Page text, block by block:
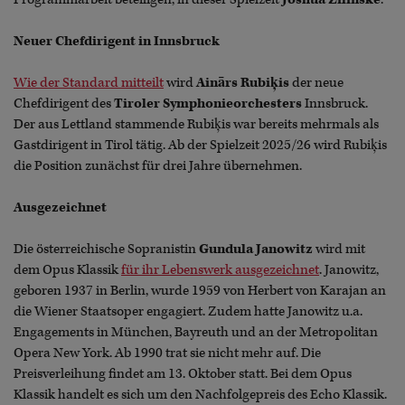
Neuer Chefdirigent in Innsbruck
Wie der Standard mitteiltwirdAinārs Rubiķisder neue
Chefdirigent desTiroler SymphonieorchestersInnsbruck.
Der aus Lettland stammende Rubiķis war bereits mehrmals als
Gastdirigent in Tirol tätig. Ab der Spielzeit 2025/26 wird Rubiķis
die Position zunächst für drei Jahre übernehmen.
Ausgezeichnet
Die österreichische SopranistinGundula Janowitz wird mit
dem Opus Klassikfür ihr Lebenswerk ausgezeichnet. Janowitz,
geboren 1937 in Berlin, wurde 1959 von Herbert von Karajan an
die Wiener Staatsoper engagiert. Zudem hatte Janowitz u.a.
Engagements in München, Bayreuth und an der Metropolitan
Opera New York. Ab 1990 trat sie nicht mehr auf. Die
Preisverleihung findet am 13. Oktober statt. Bei dem Opus
Klassik handelt es sich um den Nachfolgepreis des Echo Klassik.